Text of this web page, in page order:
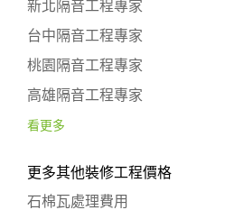
新北隔音工程專家
台中隔音工程專家
桃園隔音工程專家
高雄隔音工程專家
看更多
更多其他裝修工程價格
石棉瓦處理費用